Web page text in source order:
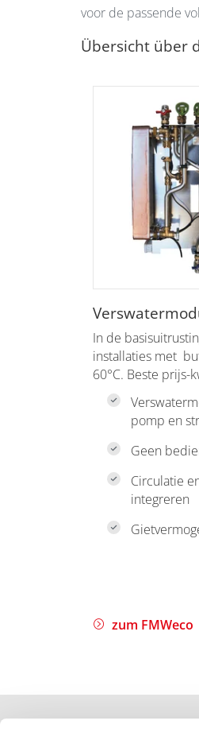
voor de passende
Übersicht über
In de
installaties met
60°C. Beste prijs-
pomp en
Geen
Circulatie
integreren
zum FMWeco